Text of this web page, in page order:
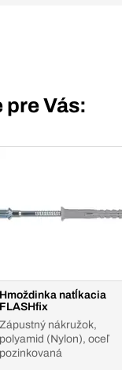
Vás:
Hmoždinka natĺkacia
FLASHfix
Zápustný nákružok,
polyamid (Nylon), oceľ
pozinkovaná